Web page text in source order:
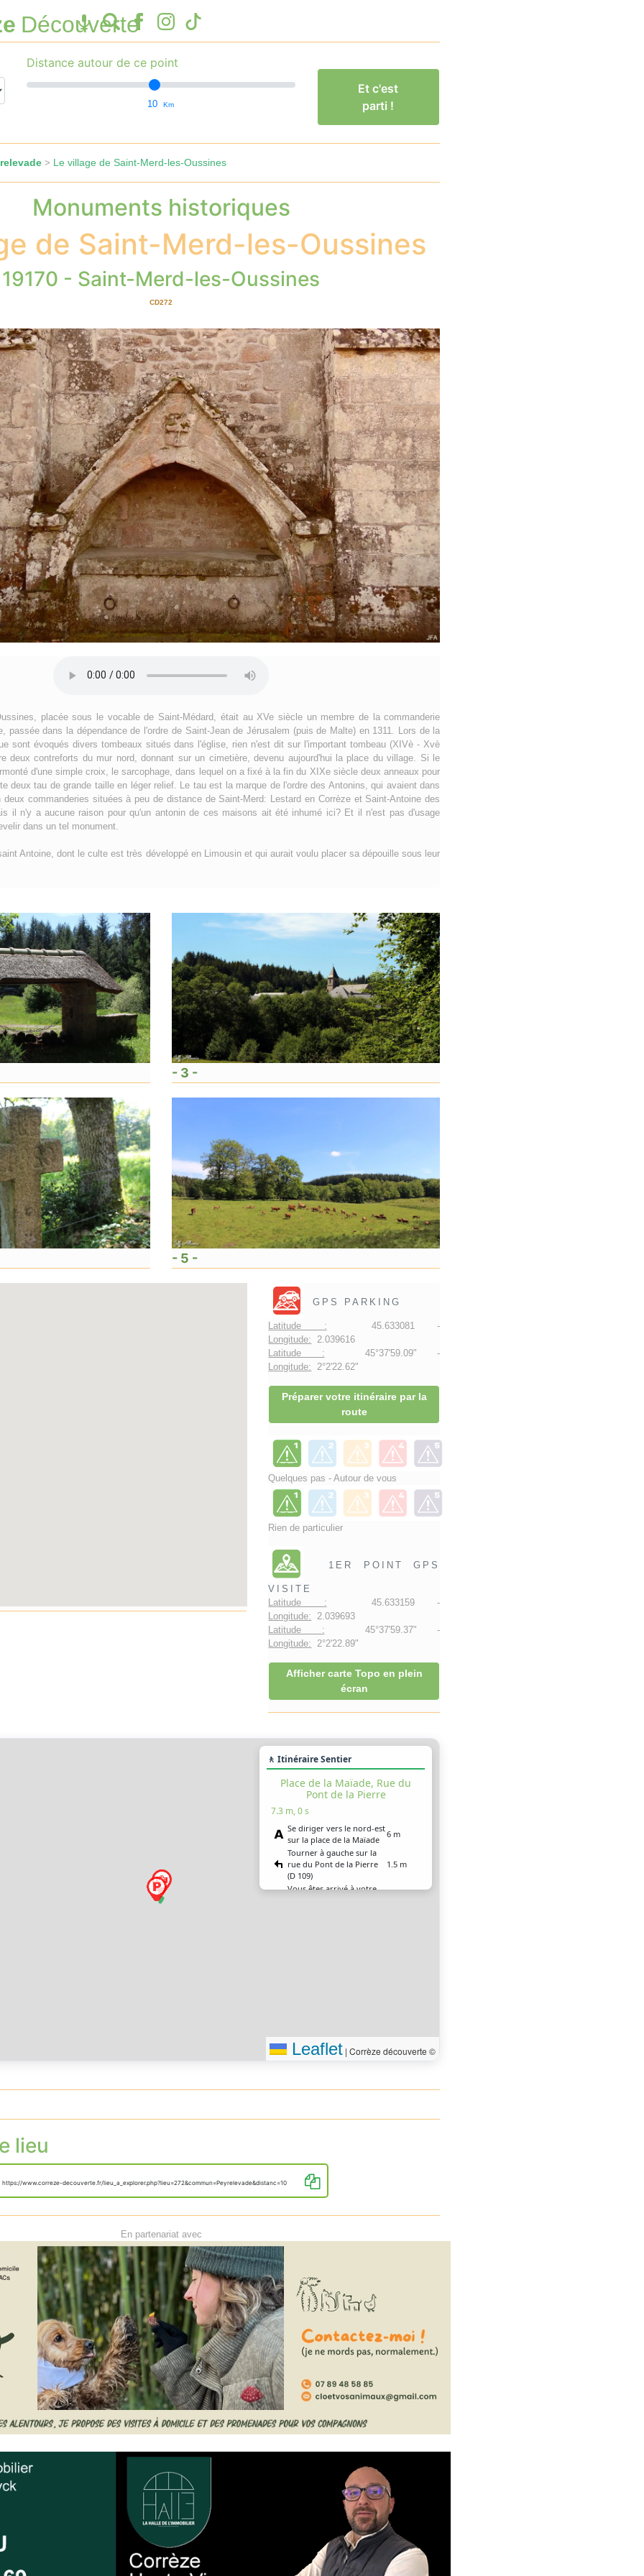
Découverte
Distance autour de ce point
10 Km
Et c'est
parti !
> Le village de Saint-Merd-les-Oussines
Monuments historiques
de Saint-Merd-les-Oussines
19170 - Saint-Merd-les-Oussines
CD272
placée sous le vocable de Saint-Médard, était au XVe siècle un membre de la commanderie
passée dans la dépendance de l'ordre de Saint-Jean de Jérusalem (puis de Malte) en 1311. Lors de la
sont évoqués divers tombeaux situés dans l'église, rien n'est dit sur l'important tombeau (XIVè - Xvè
deux contreforts du mur nord, donnant sur un cimetière, devenu aujourd'hui la place du village. Si le
d'une simple croix, le sarcophage, dans lequel on a fixé à la fin du XIXe siècle deux anneaux pour
deux tau de grande taille en léger relief. Le tau est la marque de l'ordre des Antonins, qui avaient dans
deux commanderies situées à peu de distance de Saint-Merd: Lestard en Corrèze et Saint-Antoine des
il n'y a aucune raison pour qu'un antonin de ces maisons ait été inhumé ici? Et il n'est pas d'usage
dans un tel monument.
Antoine, dont le culte est très développé en Limousin et qui aurait voulu placer sa dépouille sous leur
- 3 -
- 5 -
GPS PARKING
Latitude : 45.633081 -
Longitude: 2.039616
Latitude : 45°37'59.09" -
Longitude: 2°2'22.62"
Préparer votre itinéraire par la
route
Quelques pas - Autour de vous
Rien de particulier
1ER POINT GPS
VISITE
Latitude : 45.633159 -
Longitude: 2.039693
Latitude : 45°37'59.37" -
Longitude: 2°2'22.89"
Afficher carte Topo en plein
écran
🚶 Itinéraire Sentier
Place de la Maïade, Rue du
Pont de la Pierre
7.3 m, 0 s
Se diriger vers le nord-est
sur la place de la Maïade
6 m
Tourner à gauche sur la
rue du Pont de la Pierre
(D 109)
1.5 m
Vous êtes arrivé à votre
Leaflet | Corrèze découverte ©
lieu
https://www.correze-decouverte.fr/lieu_a_explorer.php?lieu=272&commun=Peyrelevade&distanc=10
En partenariat avec